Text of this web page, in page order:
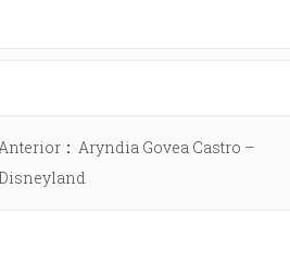
Anterior
Aryndia Govea Castro –
Disneyland